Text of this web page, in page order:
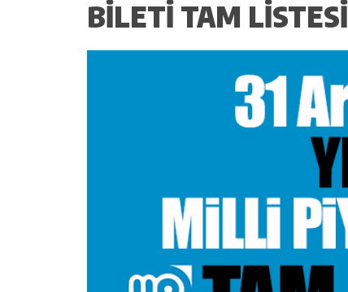
BILETI TAM LISTESI